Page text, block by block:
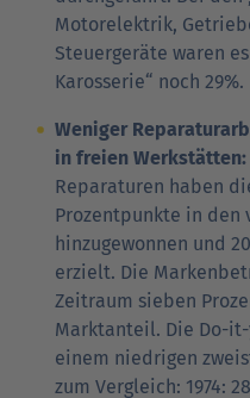
Motorelektrik,
Steuergeräte waren
Karosserie“ noch 29%.
Weniger
in freien Werkstätten:
Reparaturen haben
Prozentpunkte in den
hinzugewonnen und
erzielt. Die
Zeitraum sieben
Marktanteil. Die Do-
einem niedrigen
zum Vergleich: 1974: